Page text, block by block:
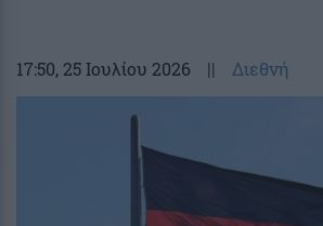
17:50, 25 Ιουλίου 2026 || Διεθνή